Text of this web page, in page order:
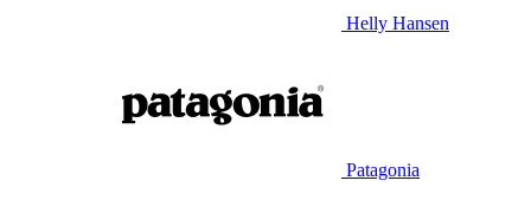
Helly Hansen
Patagonia